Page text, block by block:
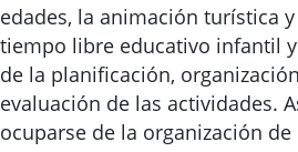
edades, la animación turística
tiempo libre educativo infantil
de la planificación,
evaluación de las actividades.
ocuparse de la organización